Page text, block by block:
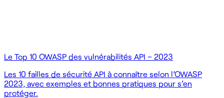
Le Top 10 OWASP des vulnérabilités API – 2023
Les 10 failles de sécurité API à connaître selon l’OWASP
2023, avec exemples et bonnes pratiques pour s’en
protéger.